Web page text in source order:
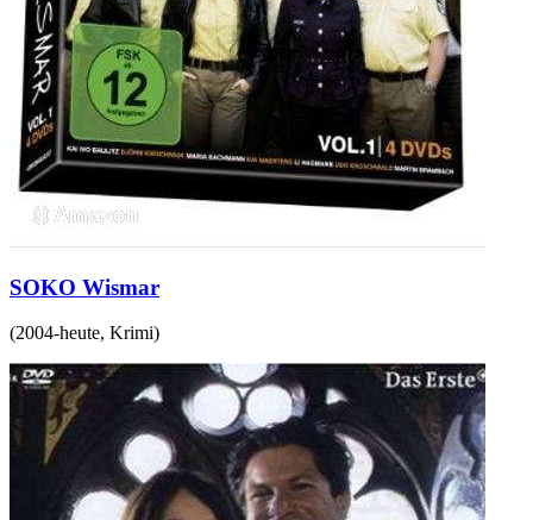
SOKO Wismar
(2004-heute, Krimi)